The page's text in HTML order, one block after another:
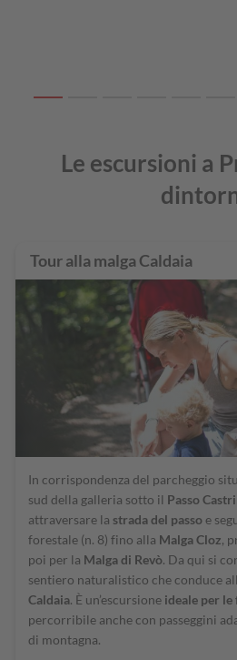
Le escursioni a
Tour alla malga Caldaia
In corrispondenza del parcheggio
sud della galleria sotto il Passo
attraversare la strada del passo e
forestale (n. 8) fino alla Malga Cloz,
poi per la Malga di Revò. Da qui si
sentiero naturalistico che conduce
Caldaia. È un’escursione ideale per
percorribile anche con passeggini
di montagna.